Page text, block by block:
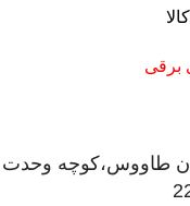
برقی
طاووس،کوچه وحدت